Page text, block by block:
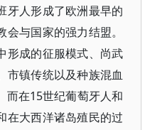
牙人形成了欧洲最早的
与国家的强力结盟。
形成的征服模式、尚武
市镇传统以及种族混血
而在15世纪葡萄牙人和
在大西洋诸岛殖民的过